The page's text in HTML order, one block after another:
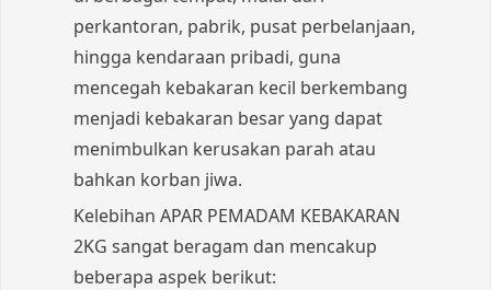
perkantoran, pabrik, pusat perbelanjaan,
hingga kendaraan pribadi, guna
mencegah kebakaran kecil berkembang
menjadi kebakaran besar yang dapat
menimbulkan kerusakan parah atau
bahkan korban jiwa.
Kelebihan APAR PEMADAM KEBAKARAN
2KG sangat beragam dan mencakup
beberapa aspek berikut: